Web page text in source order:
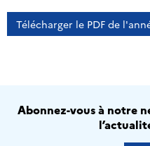
Télécharger le PDF de
Abonnez-vous à notre